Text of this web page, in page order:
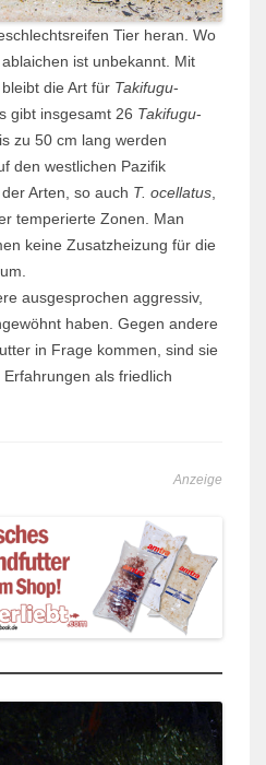
Tier heran. Wo
ist unbekannt. Mit
die Art für Takifugu-
gibt insgesamt 26 Takifugu-
zu 50 cm lang werden
den westlichen Pazifik
Arten, so auch T. ocellatus,
temperierte Zonen. Man
keine Zusatzheizung für die
ausgesprochen aggressiv,
haben. Gegen andere
in Frage kommen, sind sie
als friedlich
Anzeige